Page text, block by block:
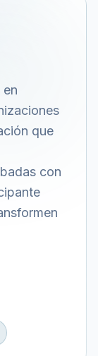
que
con